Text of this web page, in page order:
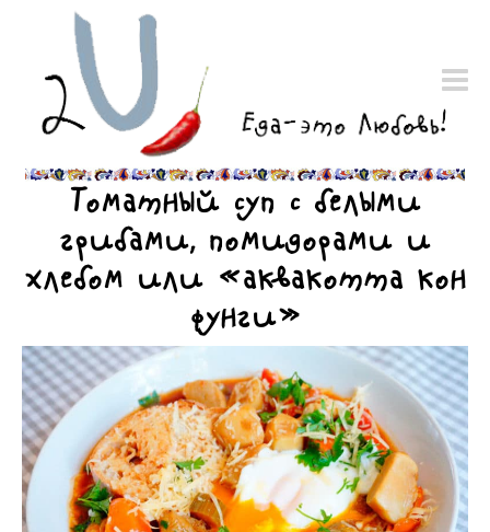
Томатный суп с белыми
грибами, помидорами и
хлебом или «аквакотта кон
фунги»